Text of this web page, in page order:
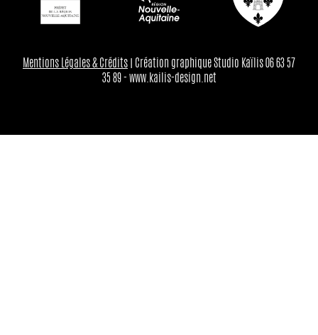
Mentions Légales & Crédits| Création graphique Studio Kaïlis 06 63 57
35 89 - www.kailis-design.net